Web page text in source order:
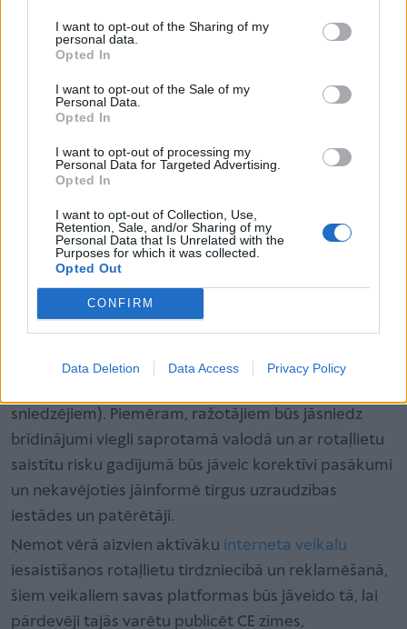
I want to opt-out of the Sharing of my
personal data.
Opted In
I want to opt-out of the Sale of my
Personal Data.
Opted In
I want to opt-out of processing my
Personal Data for Targeted Advertising.
Opted In
I want to opt-out of Collection, Use,
Retention, Sale, and/or Sharing of my
Personal Data that Is Unrelated with the
Purposes for which it was collected.
Opted Out
CONFIRM
Data Deletion Data Access Privacy Policy
rotaļlietām jāpievieno skaidri pamanāma digitālā
produkta pase, kurā norādīts, ka rotaļlieta atbilst
produkta pasi rotaļlietas varēs labāk izsekot, turklāt
vieglāk un efektīvāk varēs īstenot tirgus uzraudzību
un muitas kontroli. Šajā pasē patērētājiem bez
grūtībām būs pieejama informācija par preces
palīdzību.
Ekonomikas dalībnieki un interneta
Regulā ir ieviestas un skaidrotas stingrākas prasības
ekonomikas dalībniekiem (ražotājiem,
sniedzējiem). Piemēram, ražotājiem būs jāsniedz
brīdinājumi viegli saprotamā valodā un ar rotaļlietu
saistītu risku gadījumā būs jāveic korektīvi pasākumi
un nekavējoties jāinformē tirgus uzraudzības
iestādes un patērētāji.
Ņemot vērā aizvien aktīvāku interneta veikalu
iesaistīšanos rotaļlietu tirdzniecībā un reklamēšanā,
šiem veikaliem savas platformas būs jāveido tā, lai
pārdevēji tajās varētu publicēt CE zīmes,